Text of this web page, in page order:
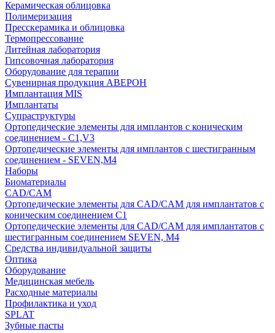
Керамическая облицовка
Полимеризация
Пресскерамика и облицовка
Термопрессование
Литейная лаборатория
Гипсовочная лаборатория
Оборудование для терапии
Сувенирная продукция АВЕРОН
Имплантация MIS
Имплантаты
Супраструктуры
Ортопедические элементы для имплантов с коническим
соединением - C1,V3
Ортопедические элементы для имплантов с шестигранным
соединением - SEVEN,M4
Наборы
Биоматериалы
CAD/CAM
Ортопедические элементы для CAD/CAM для имплантатов с
коническим соединением С1
Ортопедические элементы для CAD/CAM для имплантатов с
шестигранным соединением SEVEN, М4
Средства индивидуальной защиты
Оптика
Оборудование
Медицинская мебель
Расходные материалы
Профилактика и уход
SPLAT
Зубные пасты